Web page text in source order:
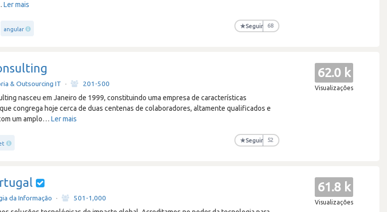
Ler mais
angular
★Seguir 68
& Outsourcing IT ·
201-500
nasceu em Janeiro de 1999, constituindo uma empresa de características
congrega hoje cerca de duas centenas de colaboradores, altamente qualificados e
um amplo…Ler mais
★Seguir 52
62.0 k
Visualizações
da Informação ·
501-1,000
61.8 k
Visualizações